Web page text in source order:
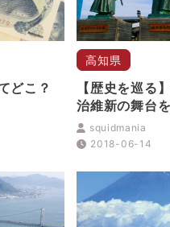
どこ？
高知県
【歴史を巡る
治維新の舞台
編）squidmania
2018-06-14